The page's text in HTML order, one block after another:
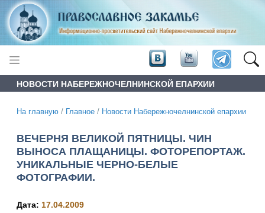
НОВОСТИ НАБЕРЕЖНОЧЕЛНИНСКОЙ ЕПАРХИИ
На главную / Главное / Новости Набережночелнинской епархии
ВЕЧЕРНЯ ВЕЛИКОЙ ПЯТНИЦЫ. ЧИН
ВЫНОСА ПЛАЩАНИЦЫ. ФОТОРЕПОРТАЖ.
УНИКАЛЬНЫЕ ЧЕРНО-БЕЛЫЕ
ФОТОГРАФИИ.
Дата: 17.04.2009